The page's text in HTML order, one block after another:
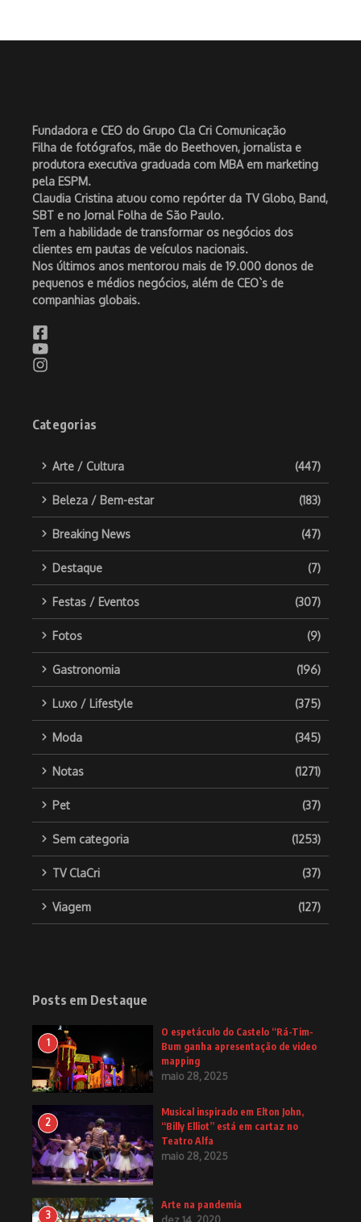
Fundadora e CEO do Grupo Cla Cri Comunicação
Filha de fotógrafos, mãe do Beethoven, jornalista e
produtora executiva graduada com MBA em marketing
pela ESPM.
Claudia Cristina atuou como repórter da TV Globo, Band,
SBT e no Jornal Folha de São Paulo.
Tem a habilidade de transformar os negócios dos
clientes em pautas de veículos nacionais.
Nos últimos anos mentorou mais de 19.000 donos de
pequenos e médios negócios, além de CEO`s de
companhias globais.
Categorias
Arte / Cultura (447)
Beleza / Bem-estar (183)
Breaking News (47)
Destaque (7)
Festas / Eventos (307)
Fotos (9)
Gastronomia (196)
Luxo / Lifestyle (375)
Moda (345)
Notas (1271)
Pet (37)
Sem categoria (1253)
TV ClaCri (37)
Viagem (127)
Posts em Destaque
1
O espetáculo do Castelo “Rá-Tim-
Bum ganha apresentação de video
mapping
maio 28, 2025
2
Musical inspirado em Elton John,
“Billy Elliot” está em cartaz no
Teatro Alfa
maio 28, 2025
3
Arte na pandemia
dez 14, 2020